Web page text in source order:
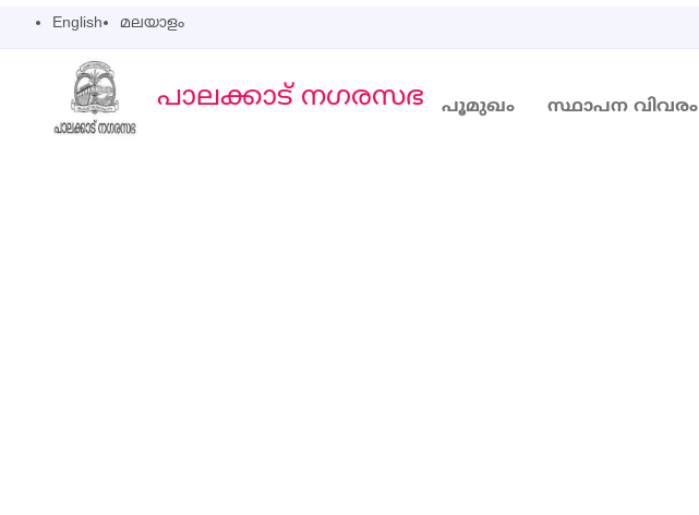
English മലയാളം
പാലക്കാട്‌ നഗരസഭ Main Navigation
പൂമുഖം സ്ഥാപന വിവരം